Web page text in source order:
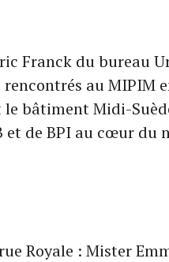
Franck du bureau
au MIPIM
bâtiment Midi-
et de BPI au cœur du
Royale : Mister